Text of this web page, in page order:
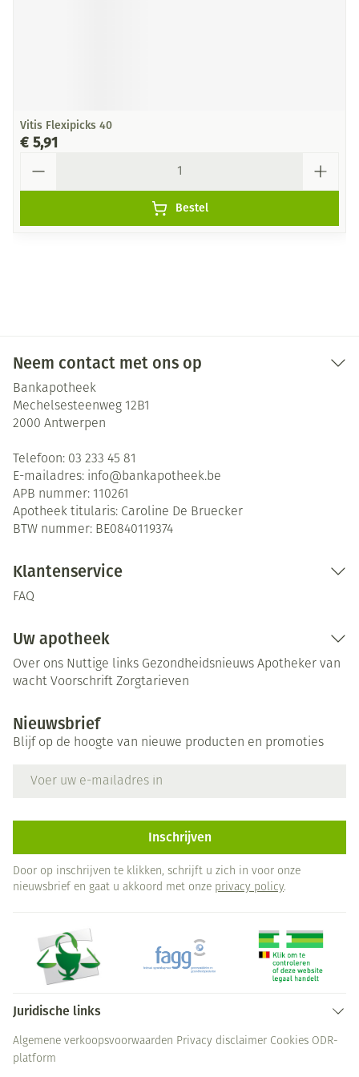
Vitis Flexipicks 40
€ 5,91
Bestel
Neem contact met ons op
Bankapotheek
Mechelsesteenweg 12B1
2000 Antwerpen
Telefoon: 03 233 45 81
E-mailadres: info@bankapotheek.be
APB nummer: 110261
Apotheek titularis: Caroline De Bruecker
BTW nummer: BE0840119374
Klantenservice
FAQ
Uw apotheek
Over ons Nuttige links Gezondheidsnieuws Apotheker van
wacht Voorschrift Zorgtarieven
Nieuwsbrief
Blijf op de hoogte van nieuwe producten en promoties
Inschrijven
Door op inschrijven te klikken, schrijft u zich in voor onze
nieuwsbrief en gaat u akkoord met onze privacy policy.
Juridische links
Algemene verkoopsvoorwaarden Privacy disclaimer Cookies ODR-
platform